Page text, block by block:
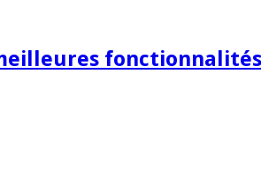
fonctionnalités